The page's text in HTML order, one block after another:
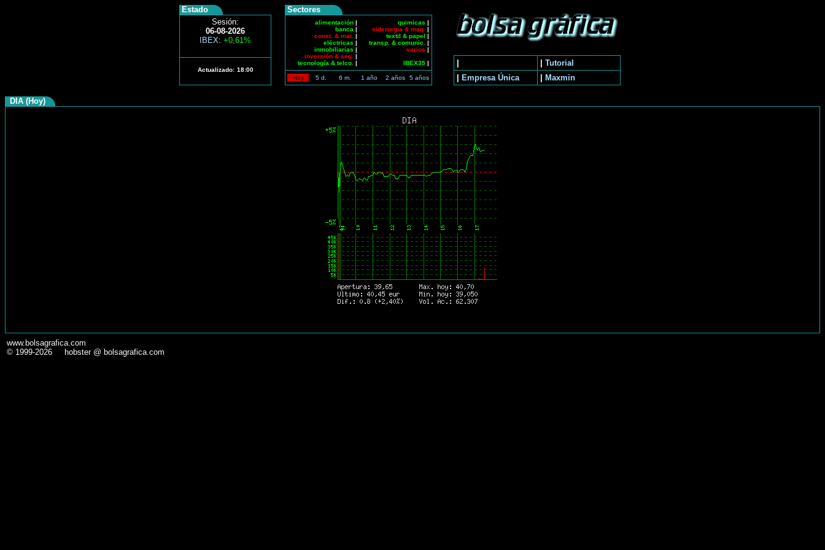
Estado
Sesión:
06-08-2026
IBEX: +0,61%
Actualizado: 18:00
Sectores
alimentación |
banca |
const. & mat. |
eléctricas |
inmobiliarias |
inversión & seg. |
tecnología & telco. |
quimicas |
siderurgia & maq. |
textil & papel |
transp. & comunic.
|
varios |
IBEX35 |
Hoy 5 d. 6 m. 1 año 2 años 5 años
Tutorial
Empresa Única Maxmin
DIA (Hoy)
www.bolsagrafica.com
© 1999-2026 hobster @ bolsagrafica.com